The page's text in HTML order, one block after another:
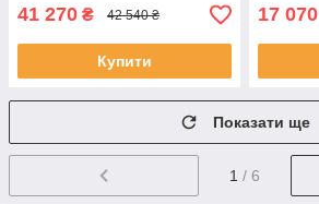
41 270 ₴ 42 540 ₴
Купити
17 070
Показати ще
1 / 6